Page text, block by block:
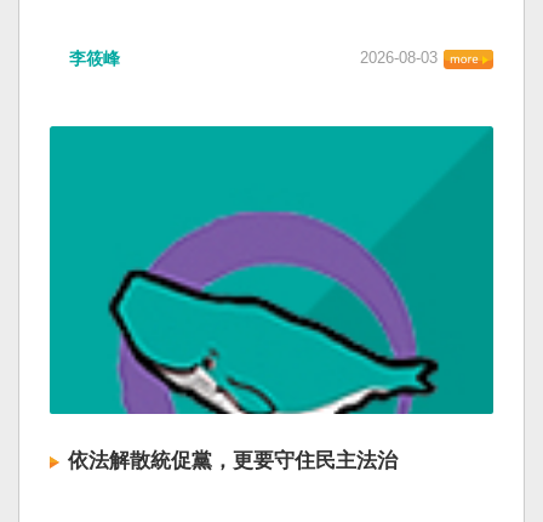
李筱峰 2026-08-03
依法解散統促黨，更要守住民主法治